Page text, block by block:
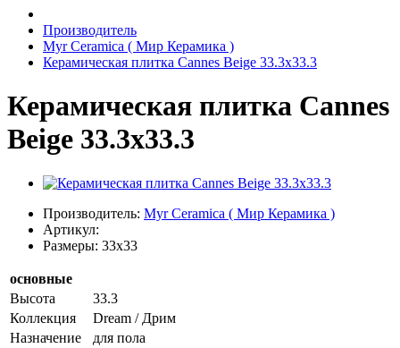
Производитель
Myr Ceramica ( Мир Керамика )
Керамическая плитка Cannes Beige 33.3х33.3
Керамическая плитка Cannes
Beige 33.3х33.3
Производитель: Myr Ceramica ( Мир Керамика )
Артикул:
Размеры: 33x33
основные
Высота
33.3
Коллекция
Dream / Дрим
Назначение
для пола